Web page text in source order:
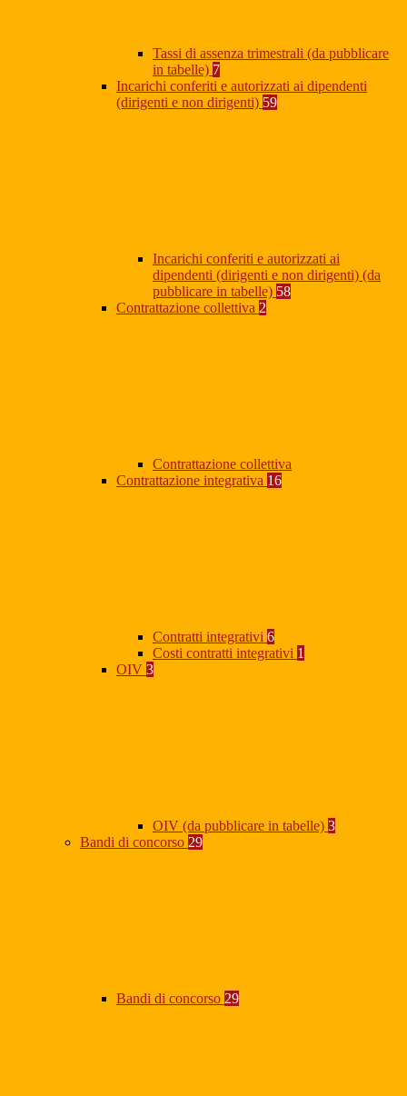
Tassi di assenza trimestrali (da pubblicare
in tabelle) 7
Incarichi conferiti e autorizzati ai dipendenti
(dirigenti e non dirigenti) 59
Incarichi conferiti e autorizzati ai
dipendenti (dirigenti e non dirigenti) (da
pubblicare in tabelle) 58
Contrattazione collettiva 2
Contrattazione collettiva
Contrattazione integrativa 16
Contratti integrativi 6
Costi contratti integrativi 1
OIV 3
OIV (da pubblicare in tabelle) 3
Bandi di concorso 29
Bandi di concorso 29